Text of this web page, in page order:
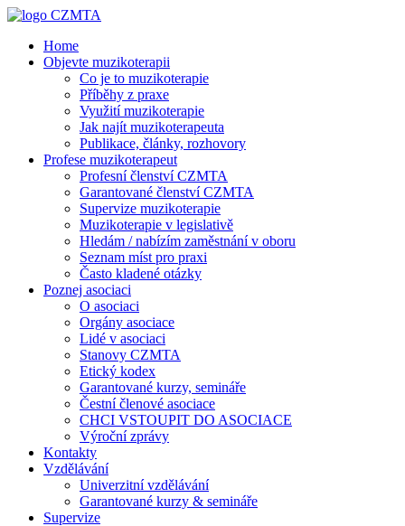
Home
Objevte muzikoterapii
Co je to muzikoterapie
Příběhy z praxe
Využití muzikoterapie
Jak najít muzikoterapeuta
Publikace, články, rozhovory
Profese muzikoterapeut
Profesní členství CZMTA
Garantované členství CZMTA
Supervize muzikoterapie
Muzikoterapie v legislativě
Hledám / nabízím zaměstnání v oboru
Seznam míst pro praxi
Často kladené otázky
Poznej asociaci
O asociaci
Orgány asociace
Lidé v asociaci
Stanovy CZMTA
Etický kodex
Garantované kurzy, semináře
Čestní členové asociace
CHCI VSTOUPIT DO ASOCIACE
Výroční zprávy
Kontakty
Vzdělávání
Univerzitní vzdělávání
Garantované kurzy & semináře
Supervize